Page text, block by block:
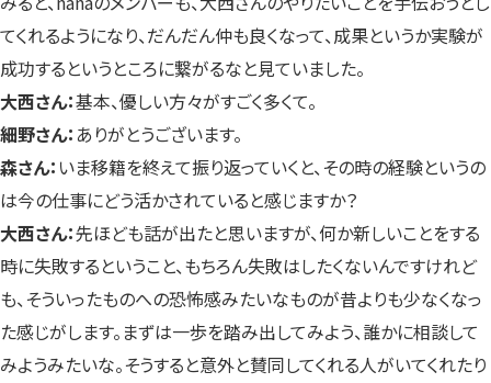
てくれるようになり、だんだん仲も良くなって、成果というか実験が
成功するというところに繋がるなと見ていました。
大西さん：基本、優しい方々がすごく多くて。
細野さん： ありがとうございます。
森さん： いま移籍を終えて振り返っていくと、その時の経験というの
は今の仕事にどう活かされていると感じますか？
大西さん：先ほども話が出たと思いますが、何か新しいことをする
時に失敗するということ、もちろん失敗はしたくないんですけれど
も、そういったものへの恐怖感みたいなものが昔よりも少なくなっ
た感じがします。まずは一歩を踏み出してみよう、誰かに相談して
みようみたいな。そうすると意外と賛同してくれる人がいてくれたり